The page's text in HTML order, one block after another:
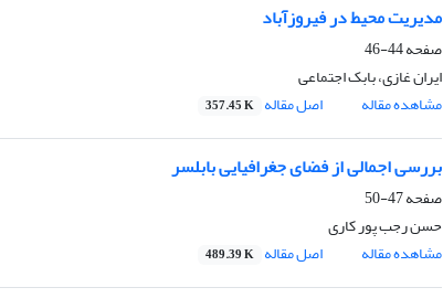
مدیریت محیط در فیروزآباد
صفحه44-46
ایران غازی، بابک اجتماعی
مشاهده مقاله
اصل مقاله 357.45 K
بررسی اجمالی از فضای جغرافیایی بابلسر
صفحه47-50
حسن رجب پور کاری
مشاهده مقاله
اصل مقاله 489.39 K